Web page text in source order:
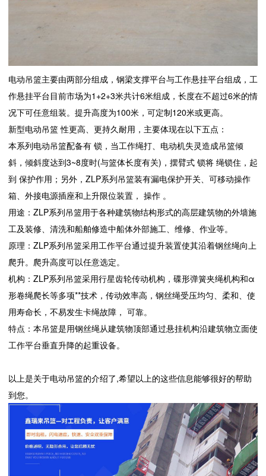
电动吊篮主要由两部分组成，钢梁支撑平台与工作悬挂平台组成，工
作悬挂平台目前市场为1+2+3米共计6米组成，长度在不超过6米的情
况下可任意组装。提升高度为100米，可定制120米或更高。
新型电动吊篮 性更高、更持久耐用，主要体现在以下五点：
本系列电动吊篮配备有 锁，当工作绳打、电动机失灵造成吊篮倾
斜，倾斜度达到3~8度时(与篮体长度有关)，摆臂式 锁将 绳锁住，起
到 保护作用；另外，ZLP系列吊篮装有漏电保护开关、可移动操作
箱、外接电源插座和上升限位装置， 操作 。
用途：ZLP系列吊篮用于各种建筑物结构形式的高层建筑物的外墙施
工及装修、清洗和船舶修造中船体外部施工、维修、作业等。
原理：ZLP系列吊篮采用工作平台通过提升装置使其沿着钢丝绳向上
爬升。爬升高度可以任意选定。
机构：ZLP系列吊篮采用行星齿轮传动机构，碟形弹簧夹绳机构和α
形卷绳爬长等多项**技术，传动效率高，钢丝绳受压均匀、柔和、使
用寿命长，不易发生卡绳故障， 可靠。
特点：本吊篮是用钢丝绳从建筑物顶部通过悬挂机构沿建筑物立面使
工作平台垂直升降的起重设备。
以上是关于电动吊篮的介绍了,希望以上的这些信息能够很好的帮助
到您。